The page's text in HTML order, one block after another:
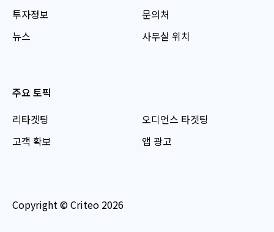
투자정보
뉴스
문의처
사무실 위치
주요 토픽
리타겟팅
고객 확보
오디언스 타겟팅
앱 광고
Copyright © Criteo 2026